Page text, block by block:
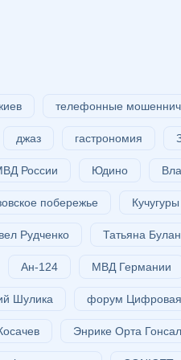
телефонные
джаз гастрономия
России Юдино
побережье Кучугуры
Рудченко Татьяна
Ан-124 МВД Германии
Шулика форум
Энрике Орта